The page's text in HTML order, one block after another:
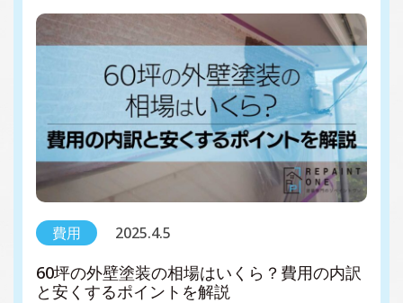
費用 2025.4.5
60坪の外壁塗装の相場はいくら？費用の内訳
と安くするポイントを解説